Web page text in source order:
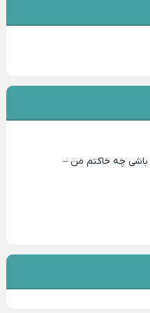
چه خاکتم من –